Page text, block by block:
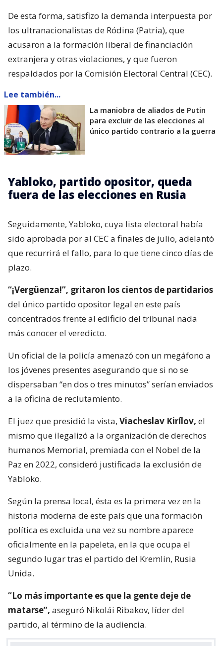
De esta forma, satisfizo la demanda interpuesta por
los ultranacionalistas de Ródina (Patria), que
acusaron a la formación liberal de financiación
extranjera y otras violaciones, y que fueron
respaldados por la Comisión Electoral Central (CEC).
Lee también...
La maniobra de aliados de Putin
para excluir de las elecciones al
único partido contrario a la guerra
Yabloko, partido opositor, queda
fuera de las elecciones en Rusia
Seguidamente, Yabloko, cuya lista electoral había
sido aprobada por al CEC a finales de julio, adelantó
que recurrirá el fallo, para lo que tiene cinco días de
plazo.
“¡Vergüenza!”, gritaron los cientos de partidarios
del único partido opositor legal en este país
concentrados frente al edificio del tribunal nada
más conocer el veredicto.
Un oficial de la policía amenazó con un megáfono a
los jóvenes presentes asegurando que si no se
dispersaban “en dos o tres minutos” serían enviados
a la oficina de reclutamiento.
El juez que presidió la vista, Viacheslav Kirílov, el
mismo que ilegalizó a la organización de derechos
humanos Memorial, premiada con el Nobel de la
Paz en 2022, consideró justificada la exclusión de
Yabloko.
Según la prensa local, ésta es la primera vez en la
historia moderna de este país que una formación
política es excluida una vez su nombre aparece
oficialmente en la papeleta, en la que ocupa el
segundo lugar tras el partido del Kremlin, Rusia
Unida.
“Lo más importante es que la gente deje de
matarse”, aseguró Nikolái Ribakov, líder del
partido, al término de la audiencia.